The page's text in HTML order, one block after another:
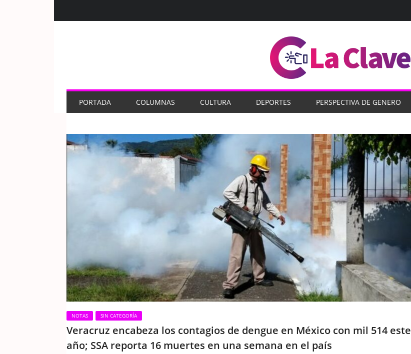
PORTADA COLUMNAS CULTURA DEPORTES PERSPECTIVA DE GENERO
NOTAS SIN CATEGORÍA
Veracruz encabeza los contagios de dengue en México con mil 514 este
año; SSA reporta 16 muertes en una semana en el país